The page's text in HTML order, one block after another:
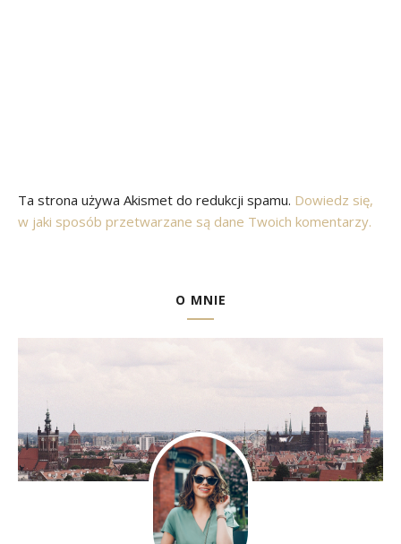
Ta strona używa Akismet do redukcji spamu. Dowiedz się,
w jaki sposób przetwarzane są dane Twoich komentarzy.
O MNIE